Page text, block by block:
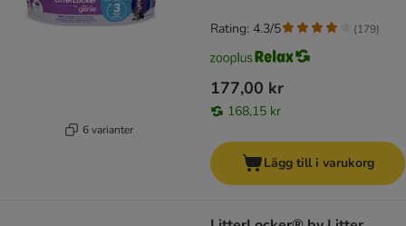
6 varianter
177,00 kr
168,15 kr
Rating: 4.3/5 (179)
Lägg till i varukorg